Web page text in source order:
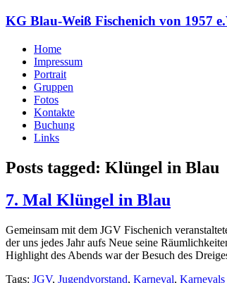
KG Blau-Weiß Fischenich von 1957
Home
Impressum
Portrait
Gruppen
Fotos
Kontakte
Buchung
Links
Posts tagged: Klüngel in Blau
7. Mal Klüngel in Blau
Gemeinsam mit dem JGV Fischenich
der uns jedes Jahr aufs Neue seine
Highlight des Abends war der Besuch des
Tags: JGV, Jugendvorstand, Karneval,